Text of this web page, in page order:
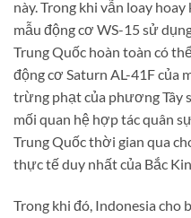
này. Trong khi vẫn loay
mẫu động cơ WS-15 sử
Trung Quốc hoàn toàn có
động cơ Saturn AL-41F của
trừng phạt của phương Tây
mối quan hệ hợp tác quân
Trung Quốc thời gian qua
thực tế duy nhất của Bắc
Trong khi đó, Indonesia cho